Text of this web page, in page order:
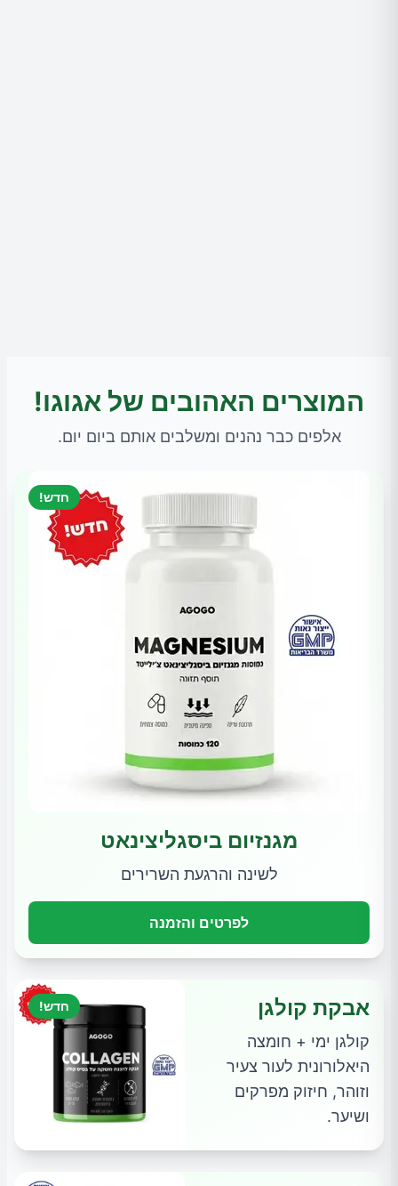
המוצרים האהובים של אגוגו!
אלפים כבר נהנים ומשלבים אותם ביום יום.
חדש!
מגנזיום ביסגליצינאט
לשינה והרגעת השרירים
לפרטים והזמנה
חדש! אבקת קולגן
קולגן ימי + חומצה
היאלורונית לעור צעיר
וזוהר, חיזוק מפרקים
ושיער.